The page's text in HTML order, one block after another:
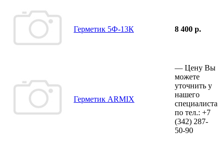
Герметик 5Ф-13К 8 400 р.
Герметик ARMIX
— Цену Вы
можете
уточнить у
нашего
специалиста
по тел.: +7
(342) 287-
50-90